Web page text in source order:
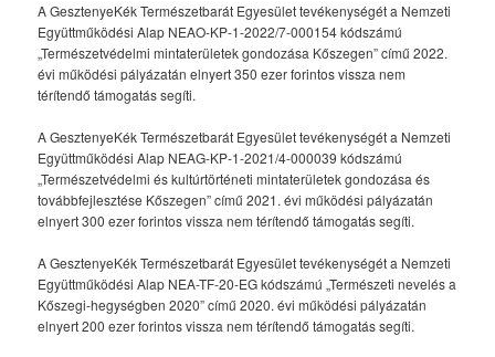
A GesztenyeKék Természetbarát Egyesület tevékenységét a Nemzeti
Együttműködési Alap NEAO-KP-1-2022/7-000154 kódszámú
„Természetvédelmi mintaterületek gondozása Kőszegen” című 2022.
évi működési pályázatán elnyert 350 ezer forintos vissza nem
térítendő támogatás segíti.
A GesztenyeKék Természetbarát Egyesület tevékenységét a Nemzeti
Együttműködési Alap NEAG-KP-1-2021/4-000039 kódszámú
„Természetvédelmi és kultúrtörténeti mintaterületek gondozása és
továbbfejlesztése Kőszegen” című 2021. évi működési pályázatán
elnyert 300 ezer forintos vissza nem térítendő támogatás segíti.
A GesztenyeKék Természetbarát Egyesület tevékenységét a Nemzeti
Együttműködési Alap NEA-TF-20-EG kódszámú „Természeti nevelés a
Kőszegi-hegységben 2020” című 2020. évi működési pályázatán
elnyert 200 ezer forintos vissza nem térítendő támogatás segíti.